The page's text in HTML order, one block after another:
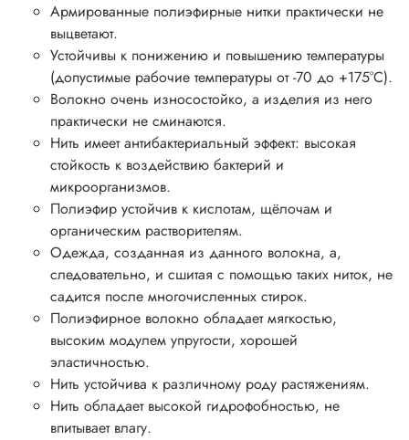
Армированные полиэфирные нитки практически не
выцветают.
Устойчивы к понижению и повышению температуры
(допустимые рабочие температуры от -70 до +175°С).
Волокно очень износостойко, а изделия из него
практически не сминаются.
Нить имеет антибактериальный эффект: высокая
стойкость к воздействию бактерий и
микроорганизмов.
Полиэфир устойчив к кислотам, щёлочам и
органическим растворителям.
Одежда, созданная из данного волокна, а,
следовательно, и сшитая с помощью таких ниток, не
садится после многочисленных стирок.
Полиэфирное волокно обладает мягкостью,
высоким модулем упругости, хорошей
эластичностью.
Нить устойчива к различному роду растяжениям.
Нить обладает высокой гидрофобностью, не
впитывает влагу.